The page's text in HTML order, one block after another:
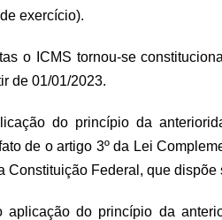
exercício).
o ICMS tornou-se
de 01/01/2023.
do princípio da
de o artigo 3º da Lei
Constituição Federal, que
aplicação do princípio da